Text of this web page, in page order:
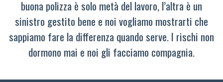
buona polizza è solo metà del lavoro, l’altra è un
sinistro gestito bene e noi vogliamo mostrarti che
sappiamo fare la differenza quando serve. I rischi non
dormono mai e noi gli facciamo compagnia.